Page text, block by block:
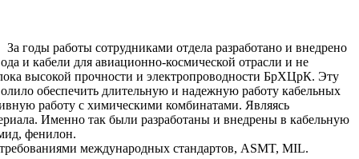
годы работы сотрудниками отдела разработано и внедрено
и кабели для авиационно-космической отрасли и не
высокой прочности и электропроводности БрХЦрК. Эту
обеспечить длительную и надежную работу кабельных
работу с химическими комбинатами. Являясь
Именно так были разработаны и внедрены в кабельную
фенилон.
требованиями международных стандартов, АSMT, МIL.